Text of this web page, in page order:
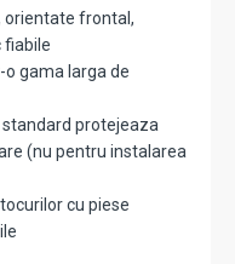
orientate frontal,
fiabile
gama larga de
protejeaza
(nu pentru instalarea
cu piese